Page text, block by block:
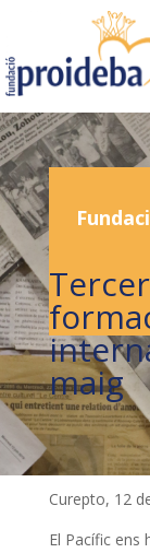
maig
Curepto, 12
El Pacífic ens